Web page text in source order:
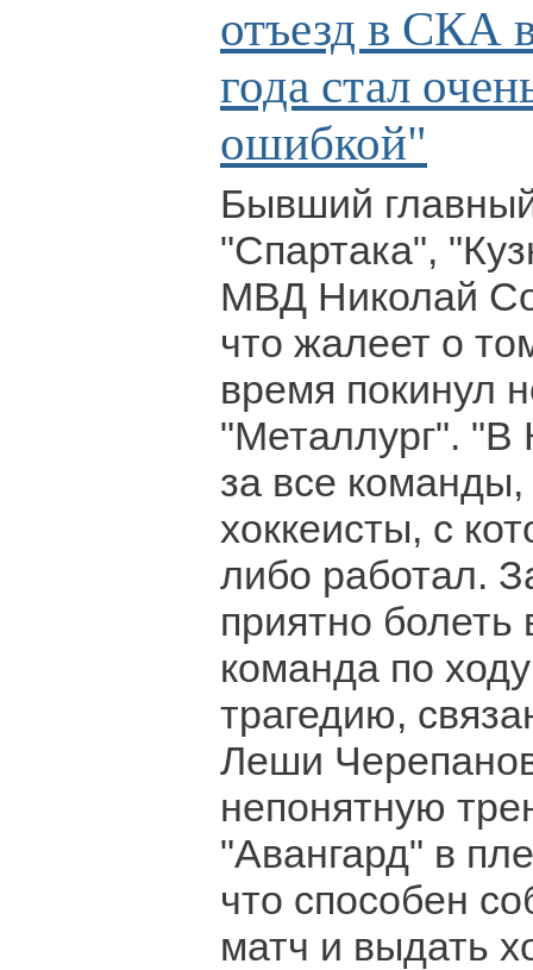
отъезд в СКА
года стал
ошибкой"
Бывший
"Спартака",
МВД Николай
что жалеет о
время покинул
"Металлург".
за все команды,
хоккеисты, с
либо работал.
приятно болеть
команда по
трагедию,
Леши
непонятную
"Авангард" в
что способен
матч и выдать